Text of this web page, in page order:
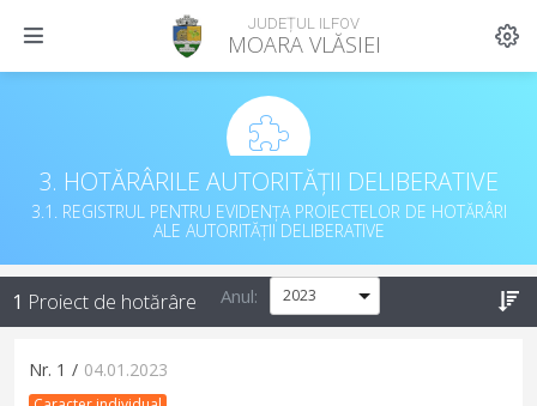
JUDEȚUL ILFOV
MOARA VLĂSIEI
3. HOTĂRÂRILE AUTORITĂȚII DELIBERATIVE
3.1. REGISTRUL PENTRU EVIDENȚA PROIECTELOR DE HOTĂRÂRI
ALE AUTORITĂȚII DELIBERATIVE
1 Proiect de hotărâre Anul:
Nr. 1 / 04.01.2023